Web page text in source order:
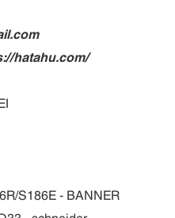
hatahu.com/
S186E - BANNER